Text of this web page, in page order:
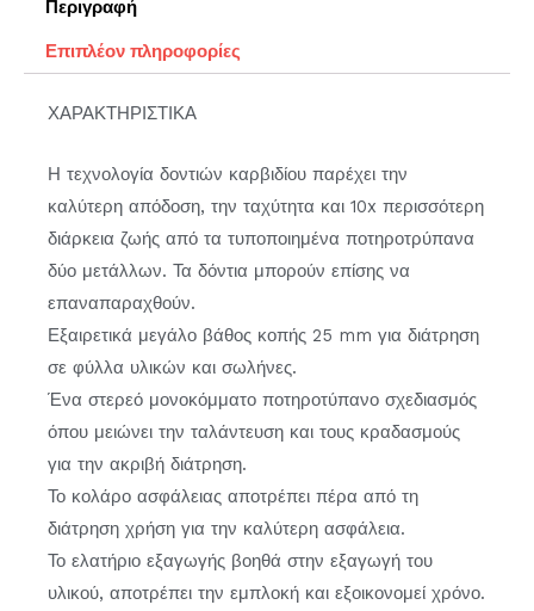
Περιγραφή
Επιπλέον πληροφορίες
ΧΑΡΑΚΤΗΡΙΣΤΙΚΑ
Η τεχνολογία δοντιών καρβιδίου παρέχει την
καλύτερη απόδοση, την ταχύτητα και 10x περισσότερη
διάρκεια ζωής από τα τυποποιημένα ποτηροτρύπανα
δύο μετάλλων. Τα δόντια μπορούν επίσης να
επαναπαραχθούν.
Εξαιρετικά μεγάλο βάθος κοπής 25 mm για διάτρηση
σε φύλλα υλικών και σωλήνες.
Ένα στερεό μονοκόμματο ποτηροτύπανο σχεδιασμός
όπου μειώνει την ταλάντευση και τους κραδασμούς
για την ακριβή διάτρηση.
Το κολάρο ασφάλειας αποτρέπει πέρα από τη
διάτρηση χρήση για την καλύτερη ασφάλεια.
Το ελατήριο εξαγωγής βοηθά στην εξαγωγή του
υλικού, αποτρέπει την εμπλοκή και εξοικονομεί χρόνο.